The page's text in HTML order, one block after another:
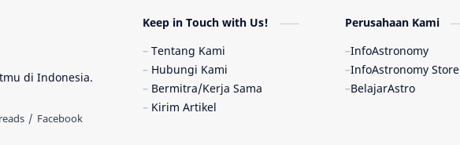
di Indonesia.
Keep in Touch with Us!
Tentang Kami
Hubungi Kami
Bermitra/Kerja Sama
Kirim Artikel
Perusahaan Kami
InfoAstronomy
InfoAstronomy Store
BelajarAstro